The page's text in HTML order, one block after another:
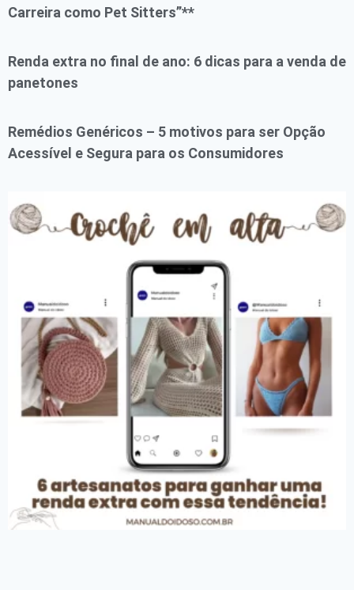
Carreira como Pet Sitters”**
Renda extra no final de ano: 6 dicas para a venda de
panetones
Remédios Genéricos – 5 motivos para ser Opção
Acessível e Segura para os Consumidores